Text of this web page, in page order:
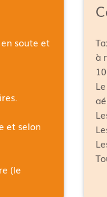
soute et
et selon
(le
à